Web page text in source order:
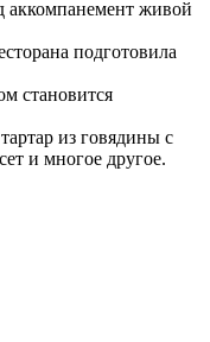
аккомпанемент живой
подготовила
становится
из говядины с
и многое другое.